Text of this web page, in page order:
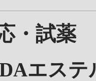
・試薬
エステ